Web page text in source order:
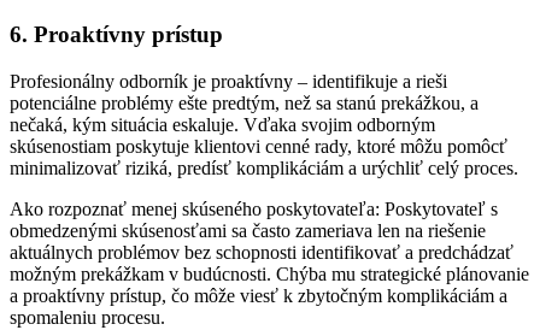
6. Proaktívny prístup
Profesionálny odborník je proaktívny – identifikuje a rieši
potenciálne problémy ešte predtým, než sa stanú prekážkou, a
nečaká, kým situácia eskaluje. Vďaka svojim odborným
skúsenostiam poskytuje klientovi cenné rady, ktoré môžu pomôcť
minimalizovať riziká, predísť komplikáciám a urýchliť celý proces.
Ako rozpoznať menej skúseného poskytovateľa: Poskytovateľ s
obmedzenými skúsenosťami sa často zameriava len na riešenie
aktuálnych problémov bez schopnosti identifikovať a predchádzať
možným prekážkam v budúcnosti. Chýba mu strategické plánovanie
a proaktívny prístup, čo môže viesť k zbytočným komplikáciám a
spomaleniu procesu.